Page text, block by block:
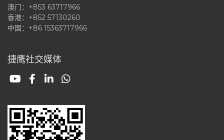
澳门：+853 63717966
香港：+852 57130260
中国：+86 15363717966
捷鹰社交媒体